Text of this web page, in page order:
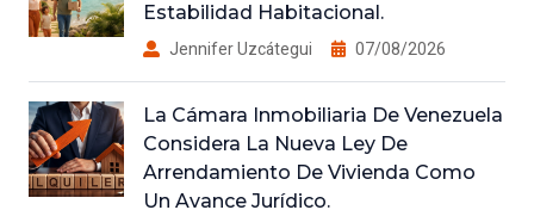
Estabilidad Habitacional.
Jennifer Uzcátegui 07/08/2026
La Cámara Inmobiliaria De Venezuela
Considera La Nueva Ley De
Arrendamiento De Vivienda Como
Un Avance Jurídico.